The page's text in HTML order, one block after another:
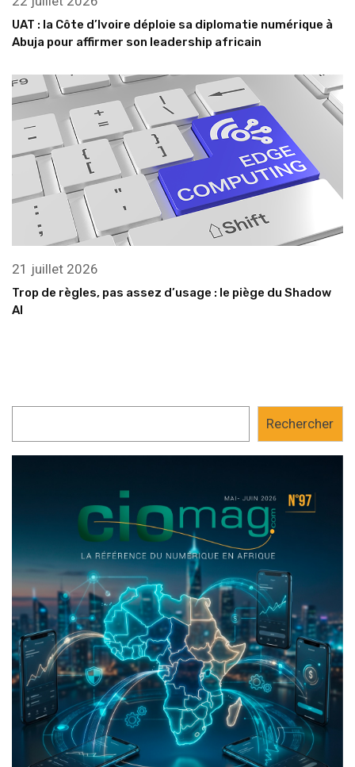
UAT : la Côte d’Ivoire déploie sa diplomatie numérique à
Abuja pour affirmer son leadership africain
21 juillet 2026
Trop de règles, pas assez d’usage : le piège du Shadow
AI
Rechercher